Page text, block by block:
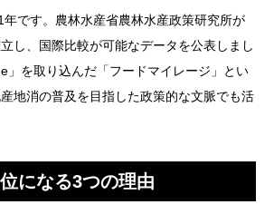
年です。農林水産省農林水産政策研究所が
し、国際比較が可能なデータを公表しまし
」を取り込んだ「フードマイレージ」とい
地消の普及を目指した政策的な文脈でも活
になる3つの理由